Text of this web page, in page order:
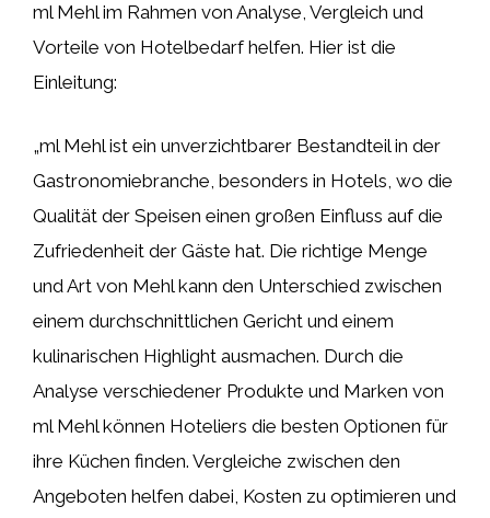
ml Mehl im Rahmen von Analyse, Vergleich und
Vorteile von Hotelbedarf helfen. Hier ist die
Einleitung:
„ml Mehl ist ein unverzichtbarer Bestandteil in der
Gastronomiebranche, besonders in Hotels, wo die
Qualität der Speisen einen großen Einfluss auf die
Zufriedenheit der Gäste hat. Die richtige Menge
und Art von Mehl kann den Unterschied zwischen
einem durchschnittlichen Gericht und einem
kulinarischen Highlight ausmachen. Durch die
Analyse verschiedener Produkte und Marken von
ml Mehl können Hoteliers die besten Optionen für
ihre Küchen finden. Vergleiche zwischen den
Angeboten helfen dabei, Kosten zu optimieren und